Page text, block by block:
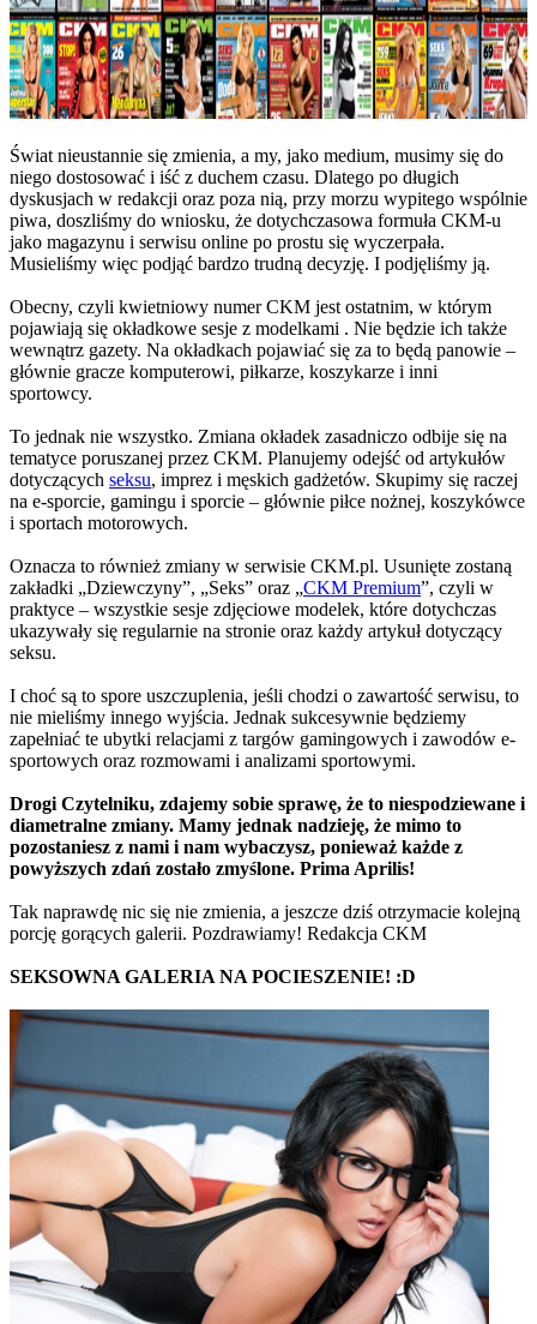
Świat nieustannie się zmienia, a my, jako medium, musimy się do
niego dostosować i iść z duchem czasu. Dlatego po długich
dyskusjach w redakcji oraz poza nią, przy morzu wypitego wspólnie
piwa, doszliśmy do wniosku, że dotychczasowa formuła CKM-u
jako magazynu i serwisu online po prostu się wyczerpała.
Musieliśmy więc podjąć bardzo trudną decyzję. I podjęliśmy ją.
Obecny, czyli kwietniowy numer CKM jest ostatnim, w którym
pojawiają się okładkowe sesje z modelkami . Nie będzie ich także
wewnątrz gazety. Na okładkach pojawiać się za to będą panowie –
głównie gracze komputerowi, piłkarze, koszykarze i inni
sportowcy.
To jednak nie wszystko. Zmiana okładek zasadniczo odbije się na
tematyce poruszanej przez CKM. Planujemy odejść od artykułów
dotyczących seksu, imprez i męskich gadżetów. Skupimy się raczej
na e-sporcie, gamingu i sporcie – głównie piłce nożnej, koszykówce
i sportach motorowych.
Oznacza to również zmiany w serwisie CKM.pl. Usunięte zostaną
zakładki „Dziewczyny”, „Seks” oraz „CKM Premium”, czyli w
praktyce – wszystkie sesje zdjęciowe modelek, które dotychczas
ukazywały się regularnie na stronie oraz każdy artykuł dotyczący
seksu.
I choć są to spore uszczuplenia, jeśli chodzi o zawartość serwisu, to
nie mieliśmy innego wyjścia. Jednak sukcesywnie będziemy
zapełniać te ubytki relacjami z targów gamingowych i zawodów e-
sportowych oraz rozmowami i analizami sportowymi.
Drogi Czytelniku, zdajemy sobie sprawę, że to niespodziewane i
diametralne zmiany. Mamy jednak nadzieję, że mimo to
pozostaniesz z nami i nam wybaczysz, ponieważ każde z
powyższych zdań zostało zmyślone. Prima Aprilis!
Tak naprawdę nic się nie zmienia, a jeszcze dziś otrzymacie kolejną
porcję gorących galerii. Pozdrawiamy! Redakcja CKM
SEKSOWNA GALERIA NA POCIESZENIE! :D